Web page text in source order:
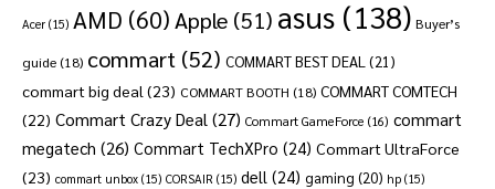
Acer (15) AMD (60)Apple (51) asus (138) Buyer’s
guide (18) commart (52) COMMART BEST DEAL (21)
commart big deal (23) COMMART BOOTH (18) COMMART COMTECH
(22) Commart Crazy Deal (27) Commart GameForce (16) commart
megatech (26) Commart TechXPro (24) Commart UltraForce
(23) commart unbox (15) CORSAIR (15) dell (24) gaming (20) hp (15)